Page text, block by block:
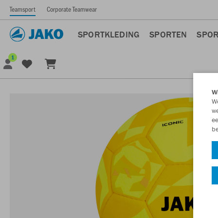
Teamsport Corporate Teamwear
SPORTKLEDING SPORTEN
1